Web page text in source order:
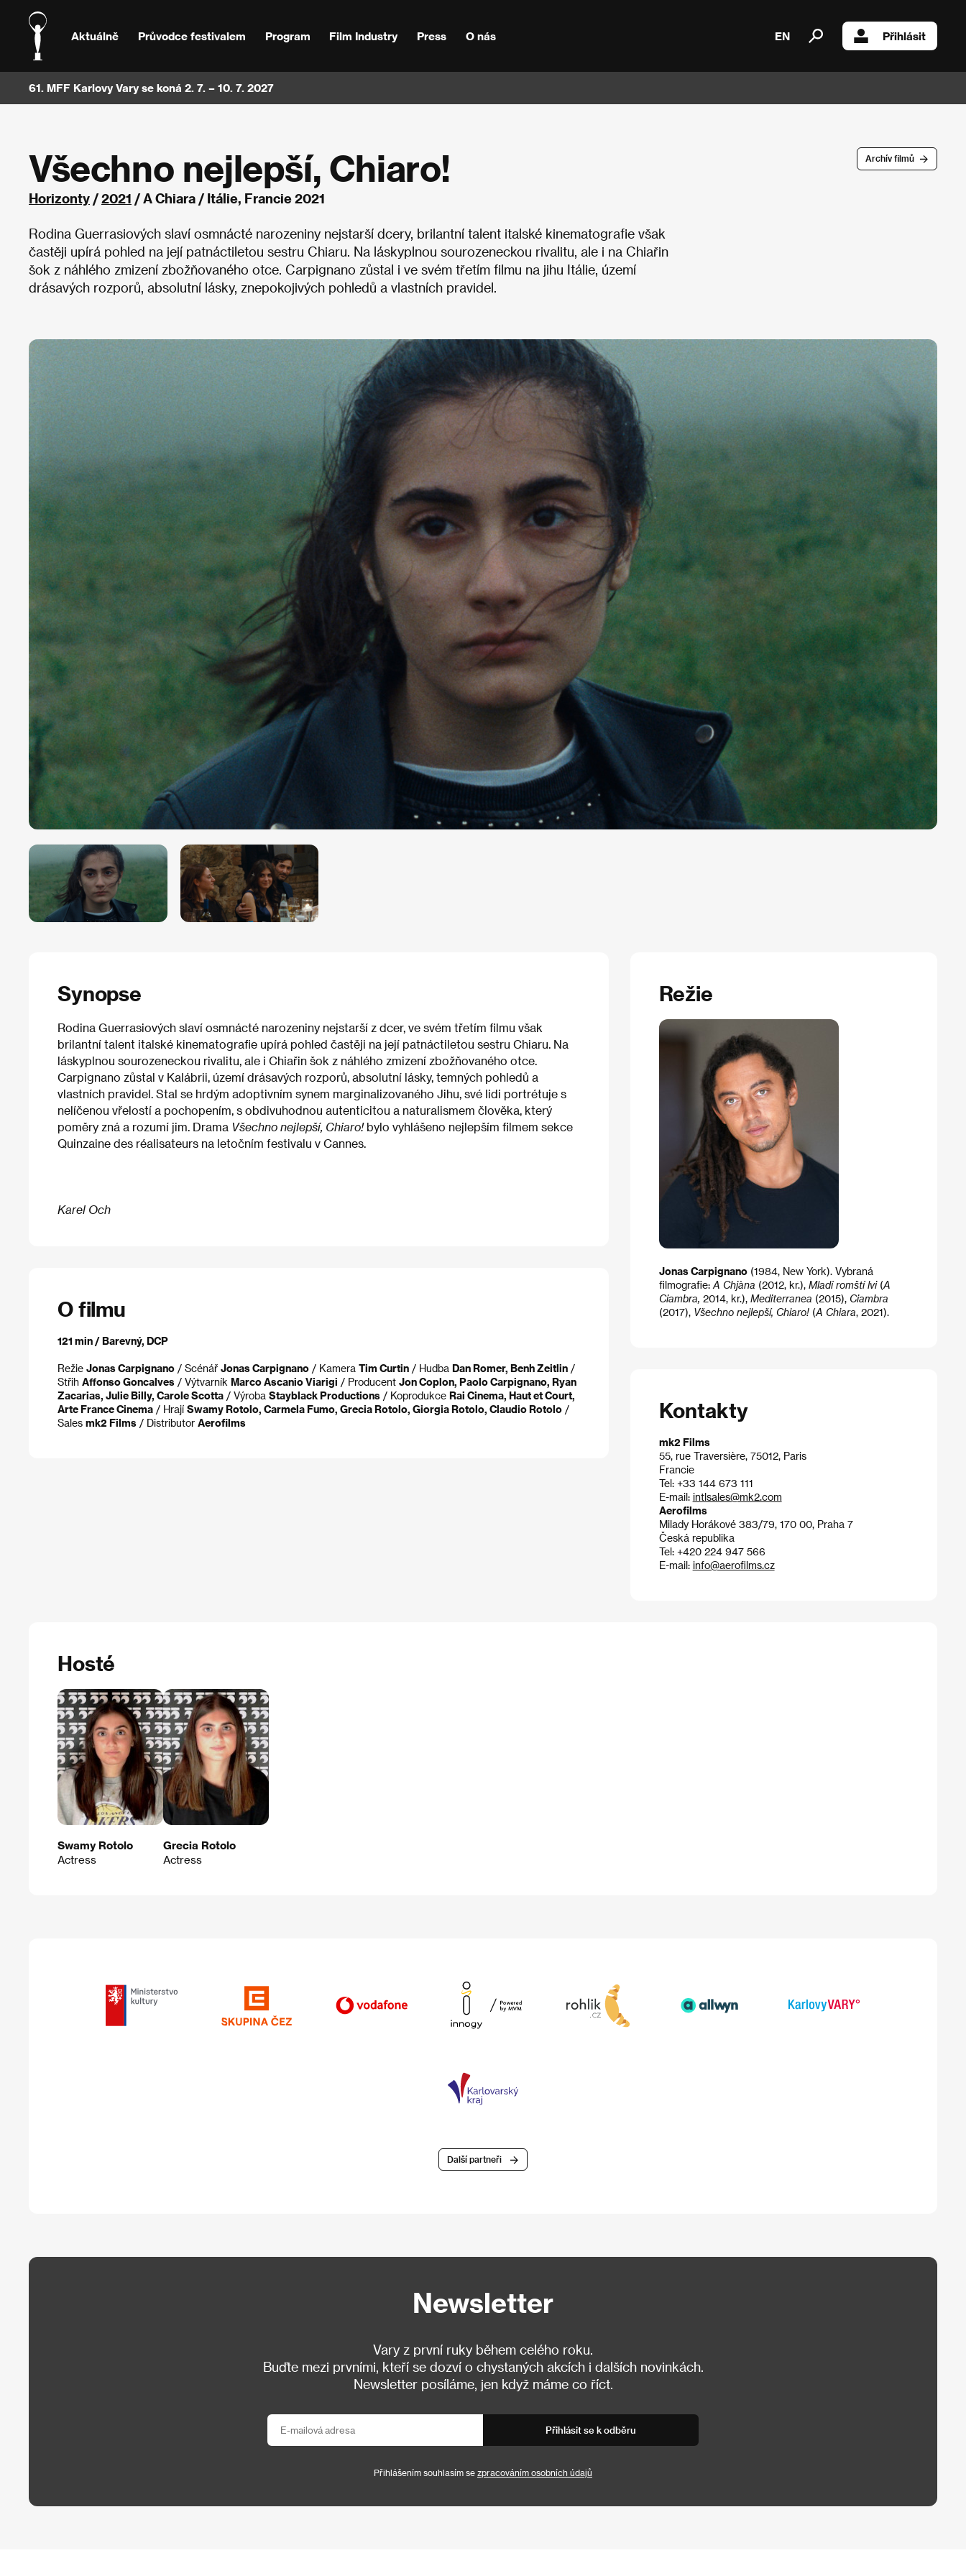
Aktuálně Průvodce festivalem Program Film Industry Press O nás EN Přihlásit
61. MFF Karlovy Vary se koná 2. 7. – 10. 7. 2027
Archív filmů
Všechno nejlepší, Chiaro!
Horizonty /2021 / A Chiara / Itálie, Francie 2021
Rodina Guerrasiových slaví osmnácté narozeniny nejstarší dcery, brilantní talent italské kinematografie však
častěji upírá pohled na její patnáctiletou sestru Chiaru. Na láskyplnou sourozeneckou rivalitu, ale i na Chiařin
šok z náhlého zmizení zbožňovaného otce. Carpignano zůstal i ve svém třetím filmu na jihu Itálie, území
drásavých rozporů, absolutní lásky, znepokojivých pohledů a vlastních pravidel.
Synopse
Rodina Guerrasiových slaví osmnácté narozeniny nejstarší z dcer, ve svém třetím filmu však
brilantní talent italské kinematografie upírá pohled častěji na její patnáctiletou sestru Chiaru. Na
láskyplnou sourozeneckou rivalitu, ale i Chiařin šok z náhlého zmizení zbožňovaného otce.
Carpignano zůstal v Kalábrii, území drásavých rozporů, absolutní lásky, temných pohledů a
vlastních pravidel. Stal se hrdým adoptivním synem marginalizovaného Jihu, své lidi portrétuje s
nelíčenou vřelostí a pochopením, s obdivuhodnou autenticitou a naturalismem člověka, který
poměry zná a rozumí jim. Drama Všechno nejlepší, Chiaro!bylo vyhlášeno nejlepším filmem sekce
Quinzaine des réalisateurs na letočním festivalu v Cannes.
Karel Och
O filmu
121 min / Barevný, DCP
Režie Jonas Carpignano / Scénář Jonas Carpignano / Kamera Tim Curtin / Hudba Dan Romer, Benh Zeitlin /
Střih Affonso Goncalves / Výtvarník Marco Ascanio Viarigi / Producent Jon Coplon, Paolo Carpignano, Ryan
Zacarias, Julie Billy, Carole Scotta / Výroba Stayblack Productions / Koprodukce Rai Cinema, Haut et Court,
Arte France Cinema / Hrají Swamy Rotolo, Carmela Fumo, Grecia Rotolo, Giorgia Rotolo, Claudio Rotolo /
Sales mk2 Films / Distributor Aerofilms
Režie
Jonas Carpignano(1984, New York). Vybraná
filmografie: A Chjàna (2012, kr.), Mladí romští lvi(A
Ciambra, 2014, kr.), Mediterranea (2015), Ciambra
(2017), Všechno nejlepší, Chiaro!​(A Chiara, 2021).
Kontakty
mk2 Films
55, rue Traversière, 75012, Paris
Francie
Tel: +33 144 673 111
E-mail: intlsales@mk2.com
Aerofilms
Milady Horákové 383/79, 170 00, Praha 7
Česká republika
Tel: +420 224 947 566
E-mail: info@aerofilms.cz
Hosté
Swamy Rotolo
Actress
Grecia Rotolo
Actress
Další partneři
Newsletter
Vary z první ruky během celého roku.
Buďte mezi prvními, kteří se dozví o chystaných akcích i dalších novinkách.
Newsletter posíláme, jen když máme co říct.
Přihlásit se k odběru
Přihlášením souhlasím se zpracováním osobních údajů